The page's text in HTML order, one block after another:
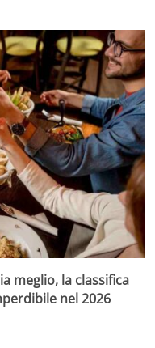
meglio, la classifica
nel 2026